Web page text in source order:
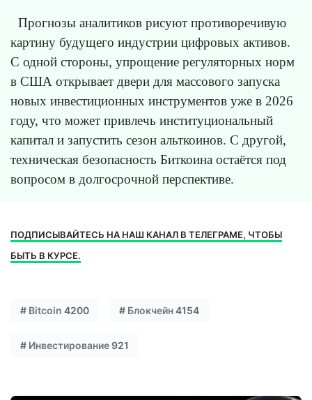
Прогнозы аналитиков рисуют противоречивую
картину будущего индустрии цифровых активов.
С одной стороны, упрощение регуляторных норм
в США открывает двери для массового запуска
новых инвестиционных инструментов уже в 2026
году, что может привлечь институциональный
капитал и запустить сезон альткоинов. С другой,
техническая безопасность Биткоина остаётся под
вопросом в долгосрочной перспективе.
ПОДПИСЫВАЙТЕСЬ НА НАШ КАНАЛ В ТЕЛЕГРАМЕ, ЧТОБЫ
БЫТЬ В КУРСЕ.
# Bitcoin 4200 # Блокчейн4154
# Инвестирование921